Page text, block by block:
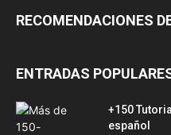
RECOMENDACIONES
ENTRADAS
+150
español